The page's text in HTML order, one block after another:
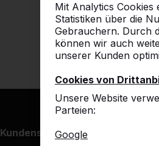
Mit Analytics
Statistiken über die
Gebrauchern. Durch
können wir auch
unserer Kunden
Cookies von
Unsere Website
Parteien:
Google
Annullieren ->
Kundenservice